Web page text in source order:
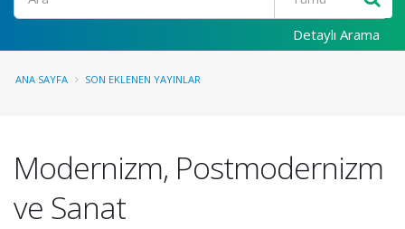
Detaylı Arama
ANA SAYFA SON EKLENEN YAYINLAR
Modernizm, Postmodernizm
ve Sanat